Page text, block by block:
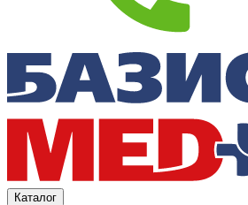
Каталог